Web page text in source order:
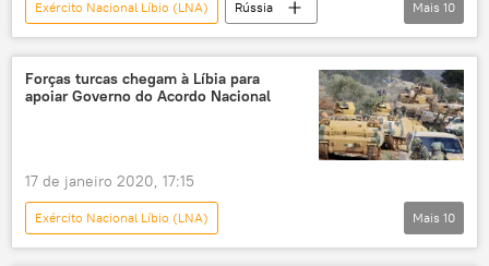
Exército Nacional Líbio (LNA)
Rússia
Notícias
Muammar Kadhafi
Khalifa Haftar
Vladimir Putin
Berlim
conferência
Mais 10
Forças turcas chegam à Líbia para
apoiar Governo do Acordo Nacional
17 de janeiro 2020, 17:15
Exército Nacional Líbio (LNA)
Oriente Médio e África
Mundo
Mais 10